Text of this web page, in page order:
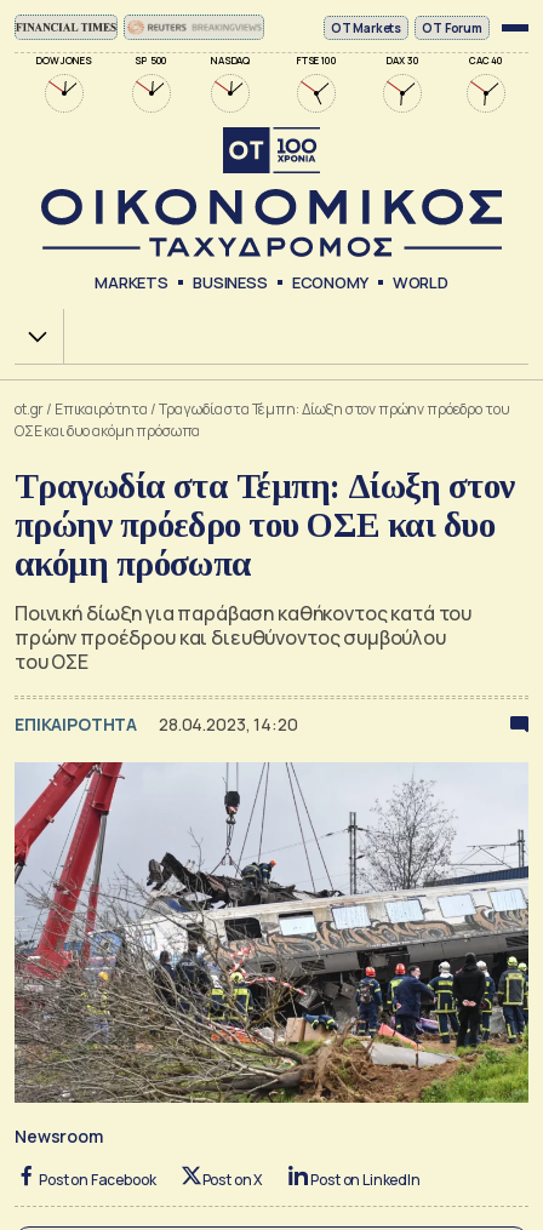
DOW JONES SP 500 NASDAQ FTSE 100 DAX 30 CAC 40
ΟΤ Markets OT Forum
MARKETS BUSINESS ECONOMY WORLD
Χ.Α.
ot.gr/ Επικαιρότητα /Τραγωδία στα Τέμπη: Δίωξη στον πρώην πρόεδρο του
ΟΣΕ και δυο ακόμη πρόσωπα
Τραγωδία στα Τέμπη: Δίωξη στον
πρώην πρόεδρο του ΟΣΕ και δυο
ακόμη πρόσωπα
Ποινική δίωξη για παράβαση καθήκοντος κατά του
πρώην προέδρου και διευθύνοντος συμβούλου
του ΟΣΕ
ΕΠΙΚΑΙΡΟΤΗΤΑ 28.04.2023, 14:20
Newsroom
Post on Facebook Post on X Post on LinkedIn